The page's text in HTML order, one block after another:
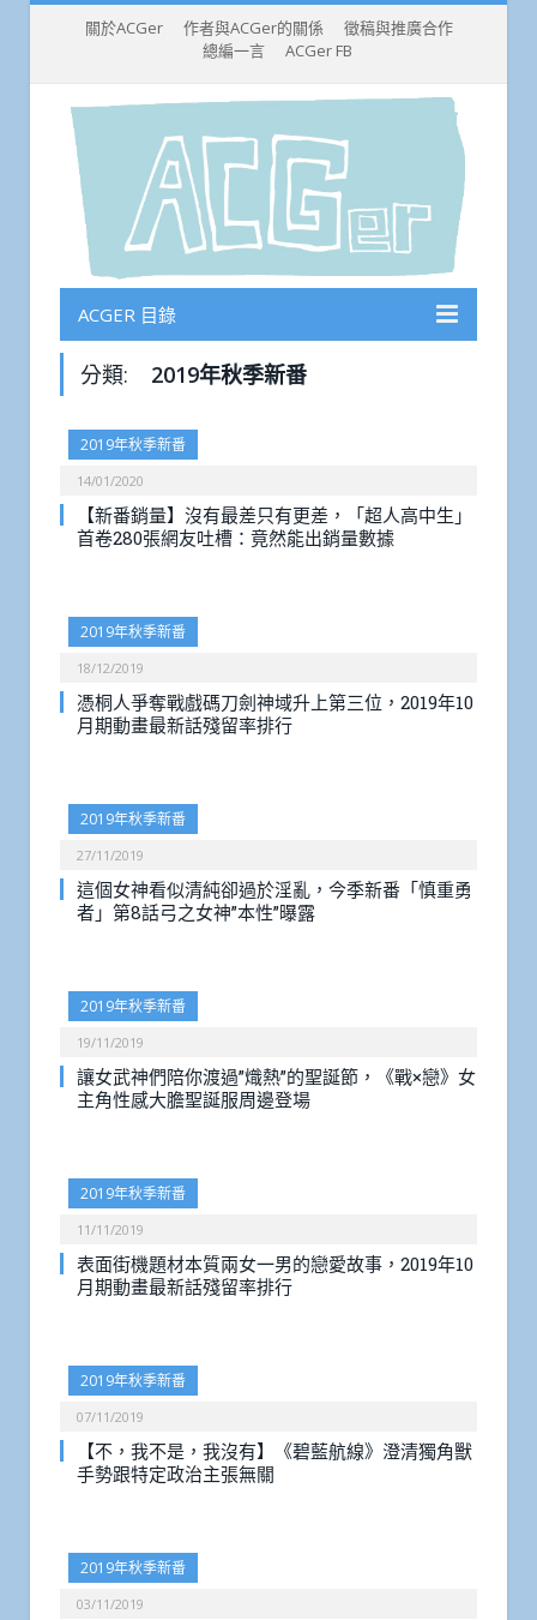
關於ACGer 作者與ACGer的關係
徵稿與推廣合作
總編一言
ACGer FB
ACGER 目錄
分類: 2019年秋季新番
2019年秋季新番
14/01/2020
【新番銷量】沒有最差只有更差，「超人高中生」
首卷280張網友吐槽：竟然能出銷量數據
2019年秋季新番
18/12/2019
憑桐人爭奪戰戲碼刀劍神域升上第三位，2019年10
月期動畫最新話殘留率排行
2019年秋季新番
27/11/2019
這個女神看似清純卻過於淫亂，今季新番「慎重勇
者」第8話弓之女神”本性”曝露
2019年秋季新番
19/11/2019
讓女武神們陪你渡過”熾熱”的聖誕節，《戰×戀》女
主角性感大膽聖誕服周邊登場
2019年秋季新番
11/11/2019
表面街機題材本質兩女一男的戀愛故事，2019年10
月期動畫最新話殘留率排行
2019年秋季新番
07/11/2019
【不，我不是，我沒有】《碧藍航線》澄清獨角獸
手勢跟特定政治主張無關
2019年秋季新番
03/11/2019